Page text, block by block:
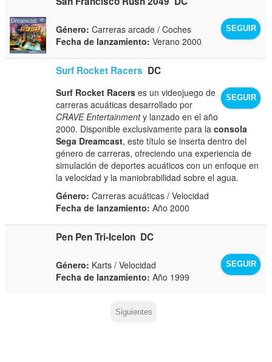
SEGUIR
Género: Carreras arcade / Coches
Fecha de lanzamiento: Verano 2000
Surf Rocket Racers DC
SEGUIR
Surf Rocket Racers es un videojuego de
carreras acuáticas desarrollado por
CRAVE Entertainmenty lanzado en el año
2000. Disponible exclusivamente para laconsola
Sega Dreamcast, este título se inserta dentro del
género de carreras, ofreciendo una experiencia de
simulación de deportes acuáticos con un enfoque en
la velocidad y la maniobrabilidad sobre el agua.
Género: Carreras acuáticas / Velocidad
Fecha de lanzamiento: Año 2000
Pen Pen Tri-Icelon DC
SEGUIR
Género: Karts / Velocidad
Fecha de lanzamiento: Año 1999
Siguientes